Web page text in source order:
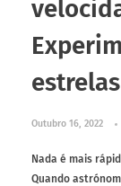
Outubro 16, 2022
Nada é mais
Quando